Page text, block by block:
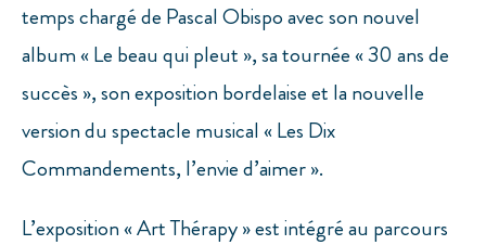
temps chargé de Pascal Obispo avec son nouvel
album « Le beau qui pleut », sa tournée « 30 ans de
succès », son exposition bordelaise et la nouvelle
version du spectacle musical « Les Dix
Commandements, l’envie d’aimer ».
L’exposition « Art Thérapy » est intégré au parcours